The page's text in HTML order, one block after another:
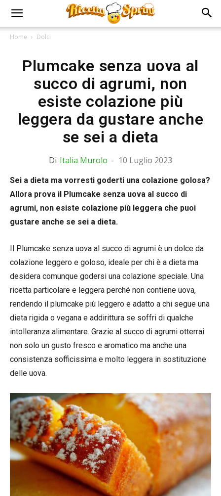
Home Dolci
Plumcake senza uova al
succo di agrumi, non
esiste colazione più
leggera da gustare anche
se sei a dieta
Di Italia Murolo - 10 Luglio 2023
Sei a dieta ma vorresti goderti una colazione golosa?
Allora prova il Plumcake senza uova al succo di
agrumi, non esiste colazione più leggera che puoi
gustare anche se sei a dieta.
Il Plumcake senza uova al succo di agrumi è un dolce da
colazione leggero e goloso, ideale per chi è a dieta ma
desidera comunque godersi una colazione speciale. Una
ricetta particolare e leggera perché non contiene uova,
rendendo il plumcake più leggero e adatto a chi segue una
dieta rigida o vegana e addirittura se soffri di qualche
intolleranza alimentare. Grazie al succo di agrumi otterrai
non solo un gusto fresco e aromatico ma anche una
consistenza sofficissima e molto leggera in sostituzione
delle uova.